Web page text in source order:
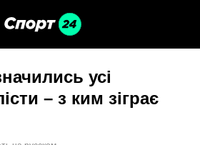
усі
– з ким зіграє